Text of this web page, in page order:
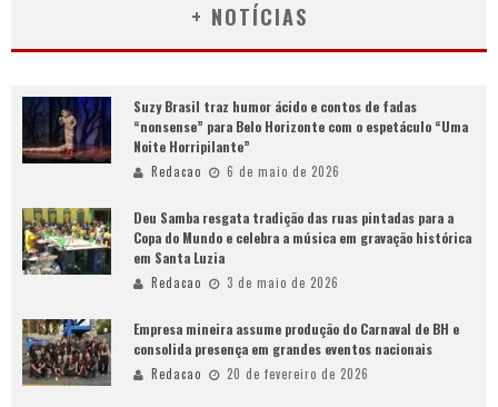
+ NOTÍCIAS
Suzy Brasil traz humor ácido e contos de fadas
“nonsense” para Belo Horizonte com o espetáculo “Uma
Noite Horripilante”
Redacao 6 de maio de 2026
Deu Samba resgata tradição das ruas pintadas para a
Copa do Mundo e celebra a música em gravação histórica
em Santa Luzia
Redacao 3 de maio de 2026
Empresa mineira assume produção do Carnaval de BH e
consolida presença em grandes eventos nacionais
Redacao 20 de fevereiro de 2026